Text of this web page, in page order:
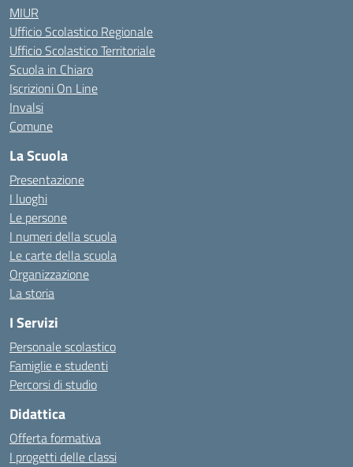
MIUR
Ufficio Scolastico Regionale
Ufficio Scolastico Territoriale
Scuola in Chiaro
Iscrizioni On Line
Invalsi
Comune
La Scuola
Presentazione
I luoghi
Le persone
I numeri della scuola
Le carte della scuola
Organizzazione
La storia
I Servizi
Personale scolastico
Famiglie e studenti
Percorsi di studio
Didattica
Offerta formativa
I progetti delle classi